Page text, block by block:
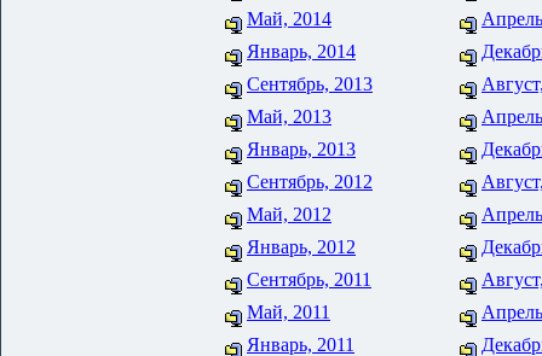
Май, 2014
Январь, 2014
Сентябрь, 2013
Май, 2013
Январь, 2013
Сентябрь, 2012
Май, 2012
Январь, 2012
Сентябрь, 2011
Май, 2011
Январь, 2011